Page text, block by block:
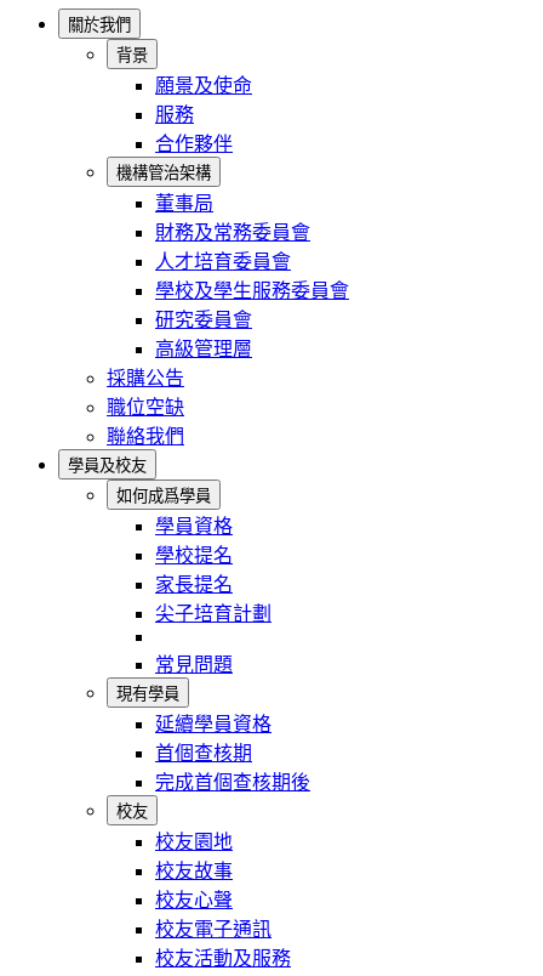
關於我們
背景
願景及使命
服務
合作夥伴
機構管治架構
董事局
財務及常務委員會
人才培育委員會
學校及學生服務委員會
研究委員會
高級管理層
採購公告
職位空缺
聯絡我們
學員及校友
如何成爲學員
學員資格
學校提名
家長提名
尖子培育計劃
常見問題
現有學員
延續學員資格
首個查核期
完成首個查核期後
校友
校友園地
校友故事
校友心聲
校友電子通訊
校友活動及服務